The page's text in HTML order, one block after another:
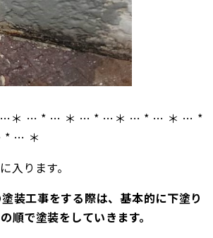
＊ … * … ＊ … * …＊ … * … ＊ … *
… ＊
入ります。
装工事をする際は、基本的に下塗り
で塗装をしていきます。